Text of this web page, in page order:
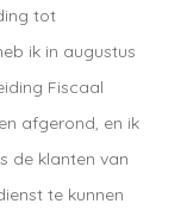
tot
ik in augustus
Fiscaal
afgerond, en ik
de klanten van
te kunnen